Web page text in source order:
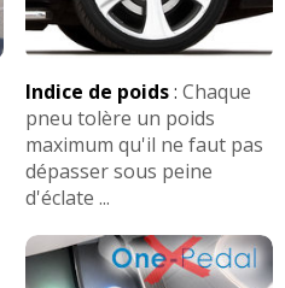
Indice de poids: Chaque
pneu tolère un poids
maximum qu'il ne faut pas
dépasser sous peine
d'éclate ...